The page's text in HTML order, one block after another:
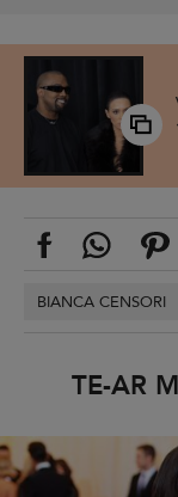
BIANCA CENSORI
TE-AR